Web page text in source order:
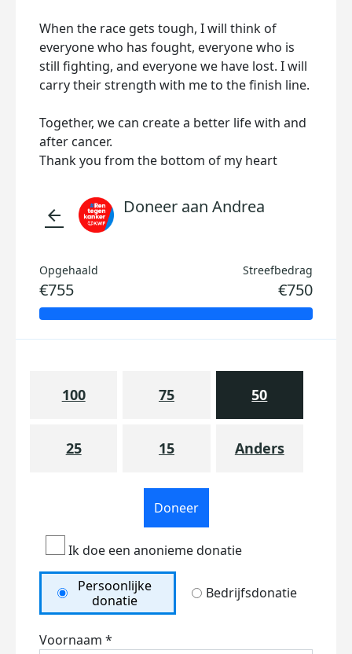
When the race gets tough, I will think of
everyone who has fought, everyone who is
still fighting, and everyone we have lost. I will
carry their strength with me to the finish line.
Together, we can create a better life with and
after cancer.
Thank you from the bottom of my heart
arrow_back Doneer aan Andrea
Opgehaald
€755
Streefbedrag
€750
100 75 50
25 15 Anders
Doneer
Ik doe een anonieme donatie
Persoonlijke
donatie
Bedrijfsdonatie
Voornaam *